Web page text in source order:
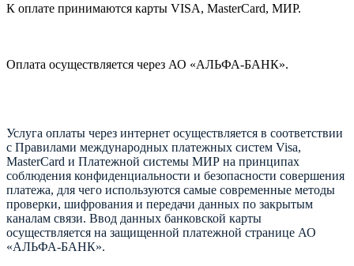
К оплате принимаются карты VISA, MasterCard, МИР.
Оплата осуществляется через АО «АЛЬФА-БАНК».
Услуга оплаты через интернет осуществляется в соответствии
с Правилами международных платежных систем Visa,
MasterCard и Платежной системы МИР на принципах
соблюдения конфиденциальности и безопасности совершения
платежа, для чего используются самые современные методы
проверки, шифрования и передачи данных по закрытым
каналам связи. Ввод данных банковской карты
осуществляется на защищенной платежной странице АО
«АЛЬФА-БАНК».